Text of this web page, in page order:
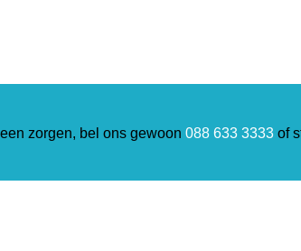
zorgen, bel ons gewoon 088 633 3333 of